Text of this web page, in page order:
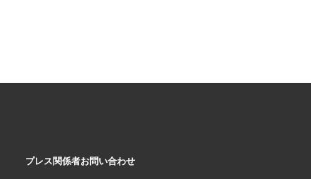
プレス関係者お問い合わせ